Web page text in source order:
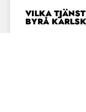
VILKA
BYRÅ